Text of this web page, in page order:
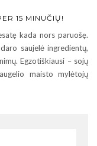
15 MINUČIŲ!
kada nors paruošę.
saujelė ingredientų,
Egzotiškiausi – sojų
maisto mylėtojų